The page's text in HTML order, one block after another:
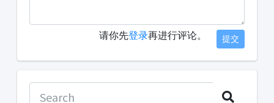
请你先登录再进行评论。 提交